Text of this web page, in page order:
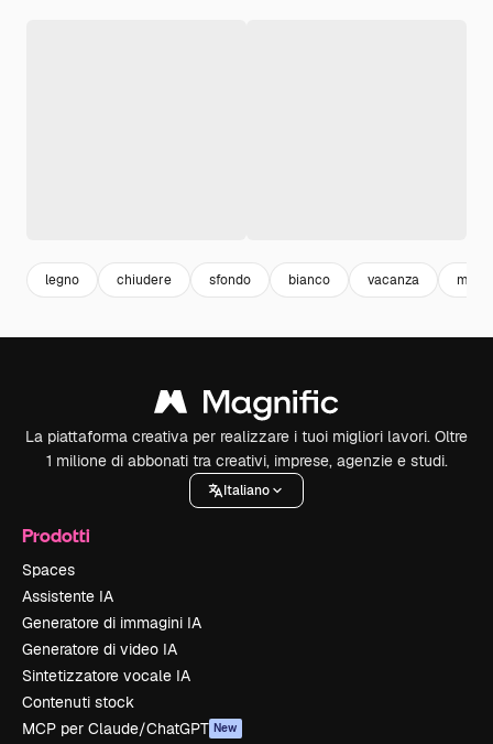
legno chiudere sfondo bianco vacanza
La piattaforma creativa per realizzare i tuoi migliori lavori. Oltre
1 milione di abbonati tra creativi, imprese, agenzie e studi.
Italiano
Prodotti
Spaces
Assistente IA
Generatore di immagini IA
Generatore di video IA
Sintetizzatore vocale IA
Contenuti stock
MCP per Claude/ChatGPT New